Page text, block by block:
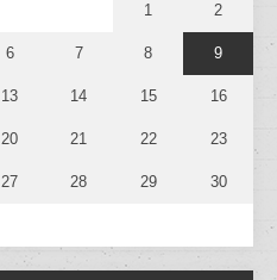
1 2
6 7 8 9
13 14 15 16
20 21 22 23
27 28 29 30